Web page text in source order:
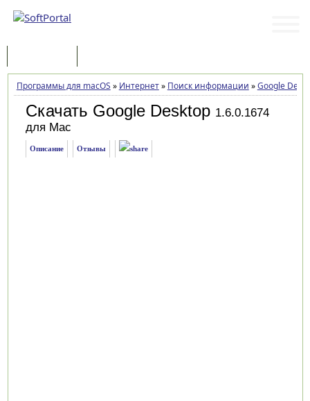
Программы для macOS » Интернет» Поиск информации »Google
Скачать Google Desktop 1.6.0.1674
для Mac
Описание Отзывы